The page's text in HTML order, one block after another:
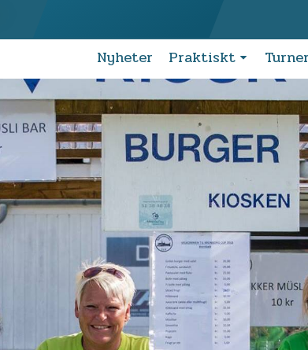
Nyheter Praktiskt